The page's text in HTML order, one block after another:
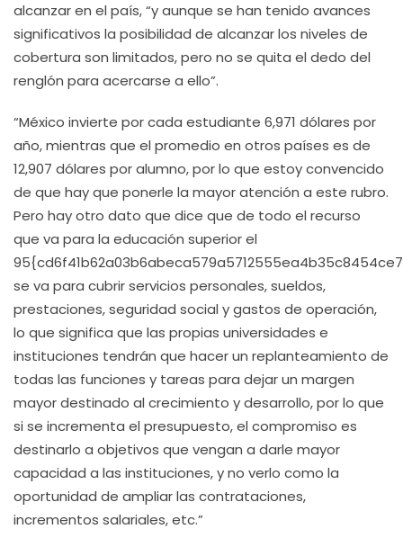
alcanzar en el país, “y aunque se han tenido avances
significativos la posibilidad de alcanzar los niveles de
cobertura son limitados, pero no se quita el dedo del
renglón para acercarse a ello”.
“México invierte por cada estudiante 6,971 dólares por
año, mientras que el promedio en otros países es de
12,907 dólares por alumno, por lo que estoy convencido
de que hay que ponerle la mayor atención a este rubro.
Pero hay otro dato que dice que de todo el recurso
que va para la educación superior el
se va para cubrir servicios personales, sueldos,
prestaciones, seguridad social y gastos de operación,
lo que significa que las propias universidades e
instituciones tendrán que hacer un replanteamiento de
todas las funciones y tareas para dejar un margen
mayor destinado al crecimiento y desarrollo, por lo que
si se incrementa el presupuesto, el compromiso es
destinarlo a objetivos que vengan a darle mayor
capacidad a las instituciones, y no verlo como la
oportunidad de ampliar las contrataciones,
incrementos salariales, etc.”